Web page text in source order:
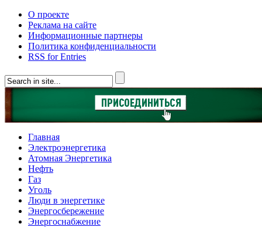
О проекте
Реклама на сайте
Информационные партнеры
Политика конфиденциальности
RSS for Entries
Главная
Электроэнергетика
Атомная Энергетика
Нефть
Газ
Уголь
Люди в энергетике
Энергосбережение
Энергоснабжение